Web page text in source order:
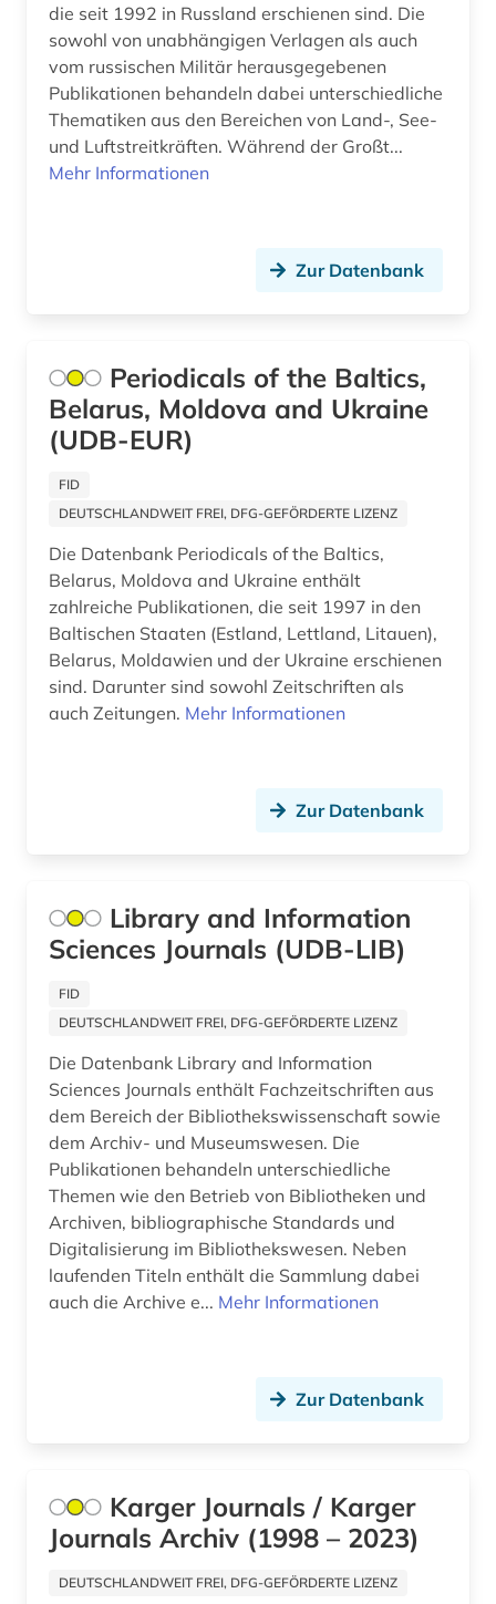
umweltwissenschaften (1)
universität (1)
unternehmen (1)
uruguay (1)
videokonferenz (1)
warschauer pakt (1)
wirtschaft (3)
wirtschaftswissenschaften (1)
wissenschaft (2)
wissenschaftliche literatur (1)
zeitung (34)
zeitungsaufsatz (1)
zellbiologie (1)
zoologie (1)
ökologie (2)
die seit 1992 in Russland erschienen sind. Die
sowohl von unabhängigen Verlagen als auch
vom russischen Militär herausgegebenen
Publikationen behandeln dabei unterschiedliche
Thematiken aus den Bereichen von Land-, See-
und Luftstreitkräften. Während der Großt...
Mehr Informationen
Zur Datenbank
Periodicals of the Baltics,
Belarus, Moldova and Ukraine
(UDB-EUR)
FID
DEUTSCHLANDWEIT FREI, DFG-GEFÖRDERTE LIZENZ
Die Datenbank Periodicals of the Baltics,
Belarus, Moldova and Ukraine enthält
zahlreiche Publikationen, die seit 1997 in den
Baltischen Staaten (Estland, Lettland, Litauen),
Belarus, Moldawien und der Ukraine erschienen
sind. Darunter sind sowohl Zeitschriften als
auch Zeitungen. Mehr Informationen
Zur Datenbank
Library and Information
Sciences Journals (UDB-LIB)
FID
DEUTSCHLANDWEIT FREI, DFG-GEFÖRDERTE LIZENZ
Die Datenbank Library and Information
Sciences Journals enthält Fachzeitschriften aus
dem Bereich der Bibliothekswissenschaft sowie
dem Archiv- und Museumswesen. Die
Publikationen behandeln unterschiedliche
Themen wie den Betrieb von Bibliotheken und
Archiven, bibliographische Standards und
Digitalisierung im Bibliothekswesen. Neben
laufenden Titeln enthält die Sammlung dabei
auch die Archive e... Mehr Informationen
Zur Datenbank
Karger Journals / Karger
Journals Archiv (1998 – 2023)
DEUTSCHLANDWEIT FREI, DFG-GEFÖRDERTE LIZENZ